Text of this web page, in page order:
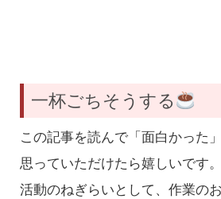
一杯ごちそうする
この記事を読んで「面白かった
思っていただけたら嬉しいです。
活動のねぎらいとして、作業の